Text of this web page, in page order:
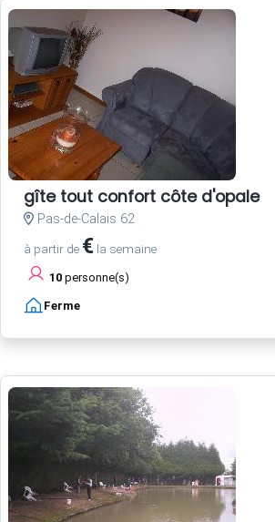
gîte tout confort côte d'opale
Pas-de-Calais 62
à partir de € la semaine
10 personne(s)
Ferme